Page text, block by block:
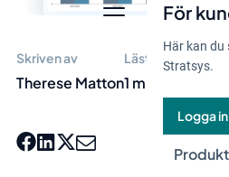
För
Här kan du
Stratsys.
Logga in
Skriven av
Therese Matton
Lästid
1 min